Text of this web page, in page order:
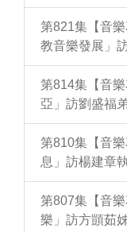
第821集【音
教音樂發展」
第814集【音
亞」訪劉盛福
第810集【音
息」訪楊建章
第807集【音
樂」訪方顗茹